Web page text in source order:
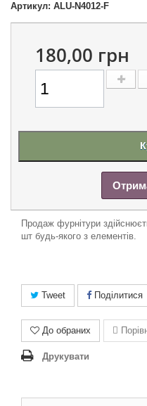
Артикул: ALU-N4012-F
180,00 грн
Продаж фурнітури
шт будь-якого з елементів.
Tweet Поділитися
До обраних
Друкувати